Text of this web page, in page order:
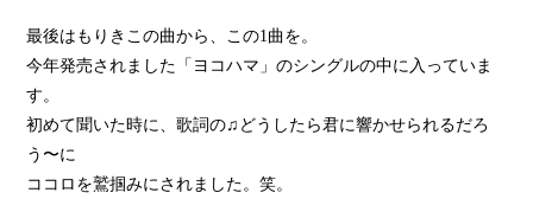
最後はもりきこの曲から、この1曲を。
今年発売されました「ヨコハマ」のシングルの中に入っていま
す。
初めて聞いた時に、歌詞の♫どうしたら君に響かせられるだろ
う〜に
ココロを鷲掴みにされました。笑。